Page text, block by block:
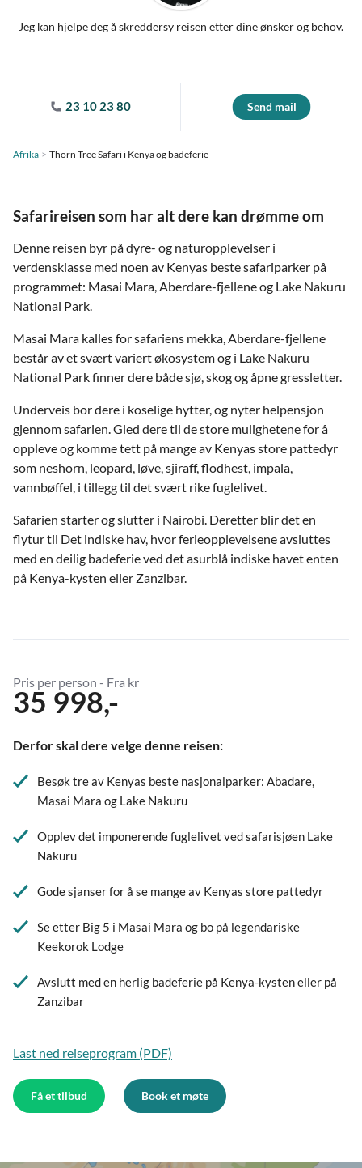
Jeg kan hjelpe deg å skreddersy reisen etter dine ønsker og behov.
23 10 23 80 Send mail
Afrika Thorn Tree Safari i Kenya og badeferie
Safarireisen som har alt dere kan drømme om
Denne reisen byr på dyre- og naturopplevelser i
verdensklasse med noen av Kenyas beste safariparker på
programmet: Masai Mara, Aberdare-fjellene og Lake Nakuru
National Park.
Masai Mara kalles for safariens mekka, Aberdare-fjellene
består av et svært variert økosystem og i Lake Nakuru
National Park finner dere både sjø, skog og åpne gressletter.
Underveis bor dere i koselige hytter, og nyter helpensjon
gjennom safarien. Gled dere til de store mulighetene for å
oppleve og komme tett på mange av Kenyas store pattedyr
som neshorn, leopard, løve, sjiraff, flodhest, impala,
vannbøffel, i tillegg til det svært rike fuglelivet.
Safarien starter og slutter i Nairobi. Deretter blir det en
flytur til Det indiske hav, hvor ferieopplevelsene avsluttes
med en deilig badeferie ved det asurblå indiske havet enten
på Kenya-kysten eller Zanzibar.
Pris per person - Fra kr
35 998,-
Derfor skal dere velge denne reisen:
Besøk tre av Kenyas beste nasjonalparker: Abadare,
Masai Mara og Lake Nakuru
Opplev det imponerende fuglelivet ved safarisjøen Lake
Nakuru
Gode sjanser for å se mange av Kenyas store pattedyr
Se etter Big 5 i Masai Mara og bo på legendariske
Keekorok Lodge
Avslutt med en herlig badeferie på Kenya-kysten eller på
Zanzibar
Last ned reiseprogram (PDF)
Få et tilbud Book et møte